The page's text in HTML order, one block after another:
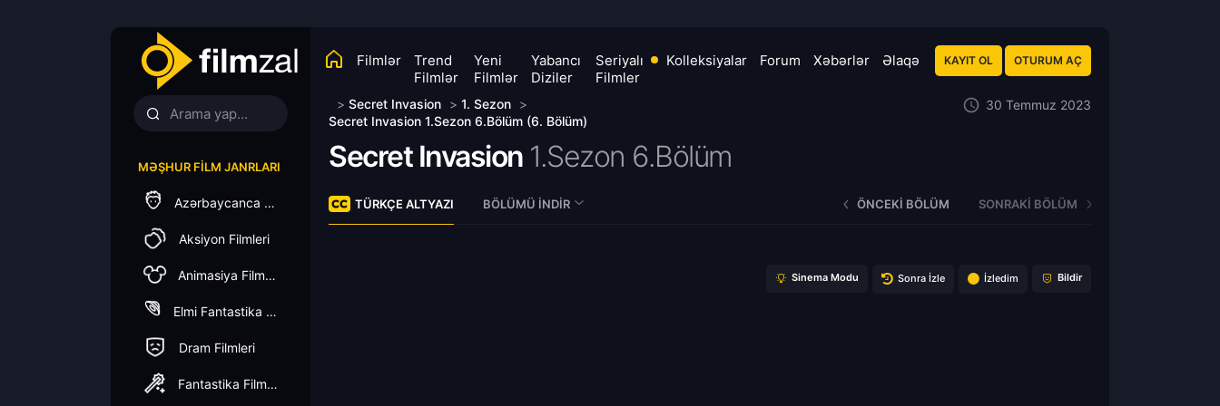
Filmlər
Trend
Filmlər
Yeni
Filmlər
Yabancı
Diziler
Seriyalı
Filmler
Kolleksiyalar Forum Xəbərlər Əlaqə KAYIT OL OTURUM AÇ
MƏŞHUR FILM JANRLARI
Azərbaycanca Dublaj
Aksiyon Filmleri
Animasiya Filmleri
Elmi Fantastika Filmleri
Dram Filmleri
Fantastika Filmleri
> Secret Invasion > 1. Sezon >
Secret Invasion 1.Sezon 6.Bölüm (6. Bölüm)
30 Temmuz 2023
Secret Invasion 1.Sezon 6.Bölüm
TÜRKÇE ALTYAZI BÖLÜMÜ İNDIR ÖNCEKI BÖLÜM SONRAKI BÖLÜM
Sinema Modu Sonra İzle İzledim Bildir